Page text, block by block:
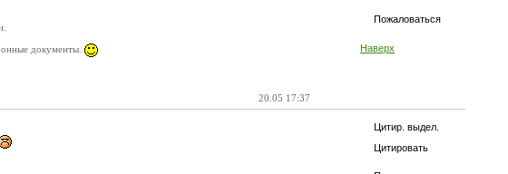
Пожаловаться
Наверх
документы.
20.05 17:37
Цитир. выдел.
Цитировать